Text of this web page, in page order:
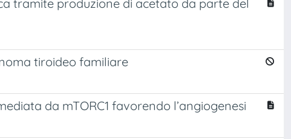
tramite produzione di acetato da parte del
tiroideo familiare
da mTORC1 favorendo l’angiogenesi